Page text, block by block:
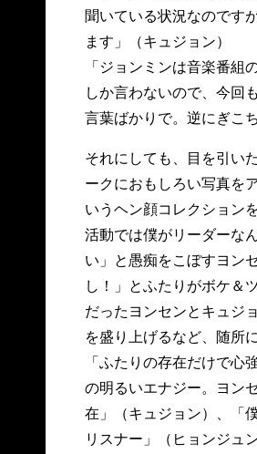
聞いている状況なのです
ます」（キュジョン）
「ジョンミンは音楽番組
しか言わないので、今回
言葉ばかりで。逆にぎこ
それにしても、目を引い
ークにおもしろい写真を
いうヘン顔コレクション
活動では僕がリーダーな
い」と愚痴をこぼすヨン
し！」とふたりがボケ＆
だったヨンセンとキュジ
を盛り上げるなど、随所
「ふたりの存在だけで心
の明るいエナジー。ヨン
在」（キュジョン）、「
リスナー」（ヒョンジュ